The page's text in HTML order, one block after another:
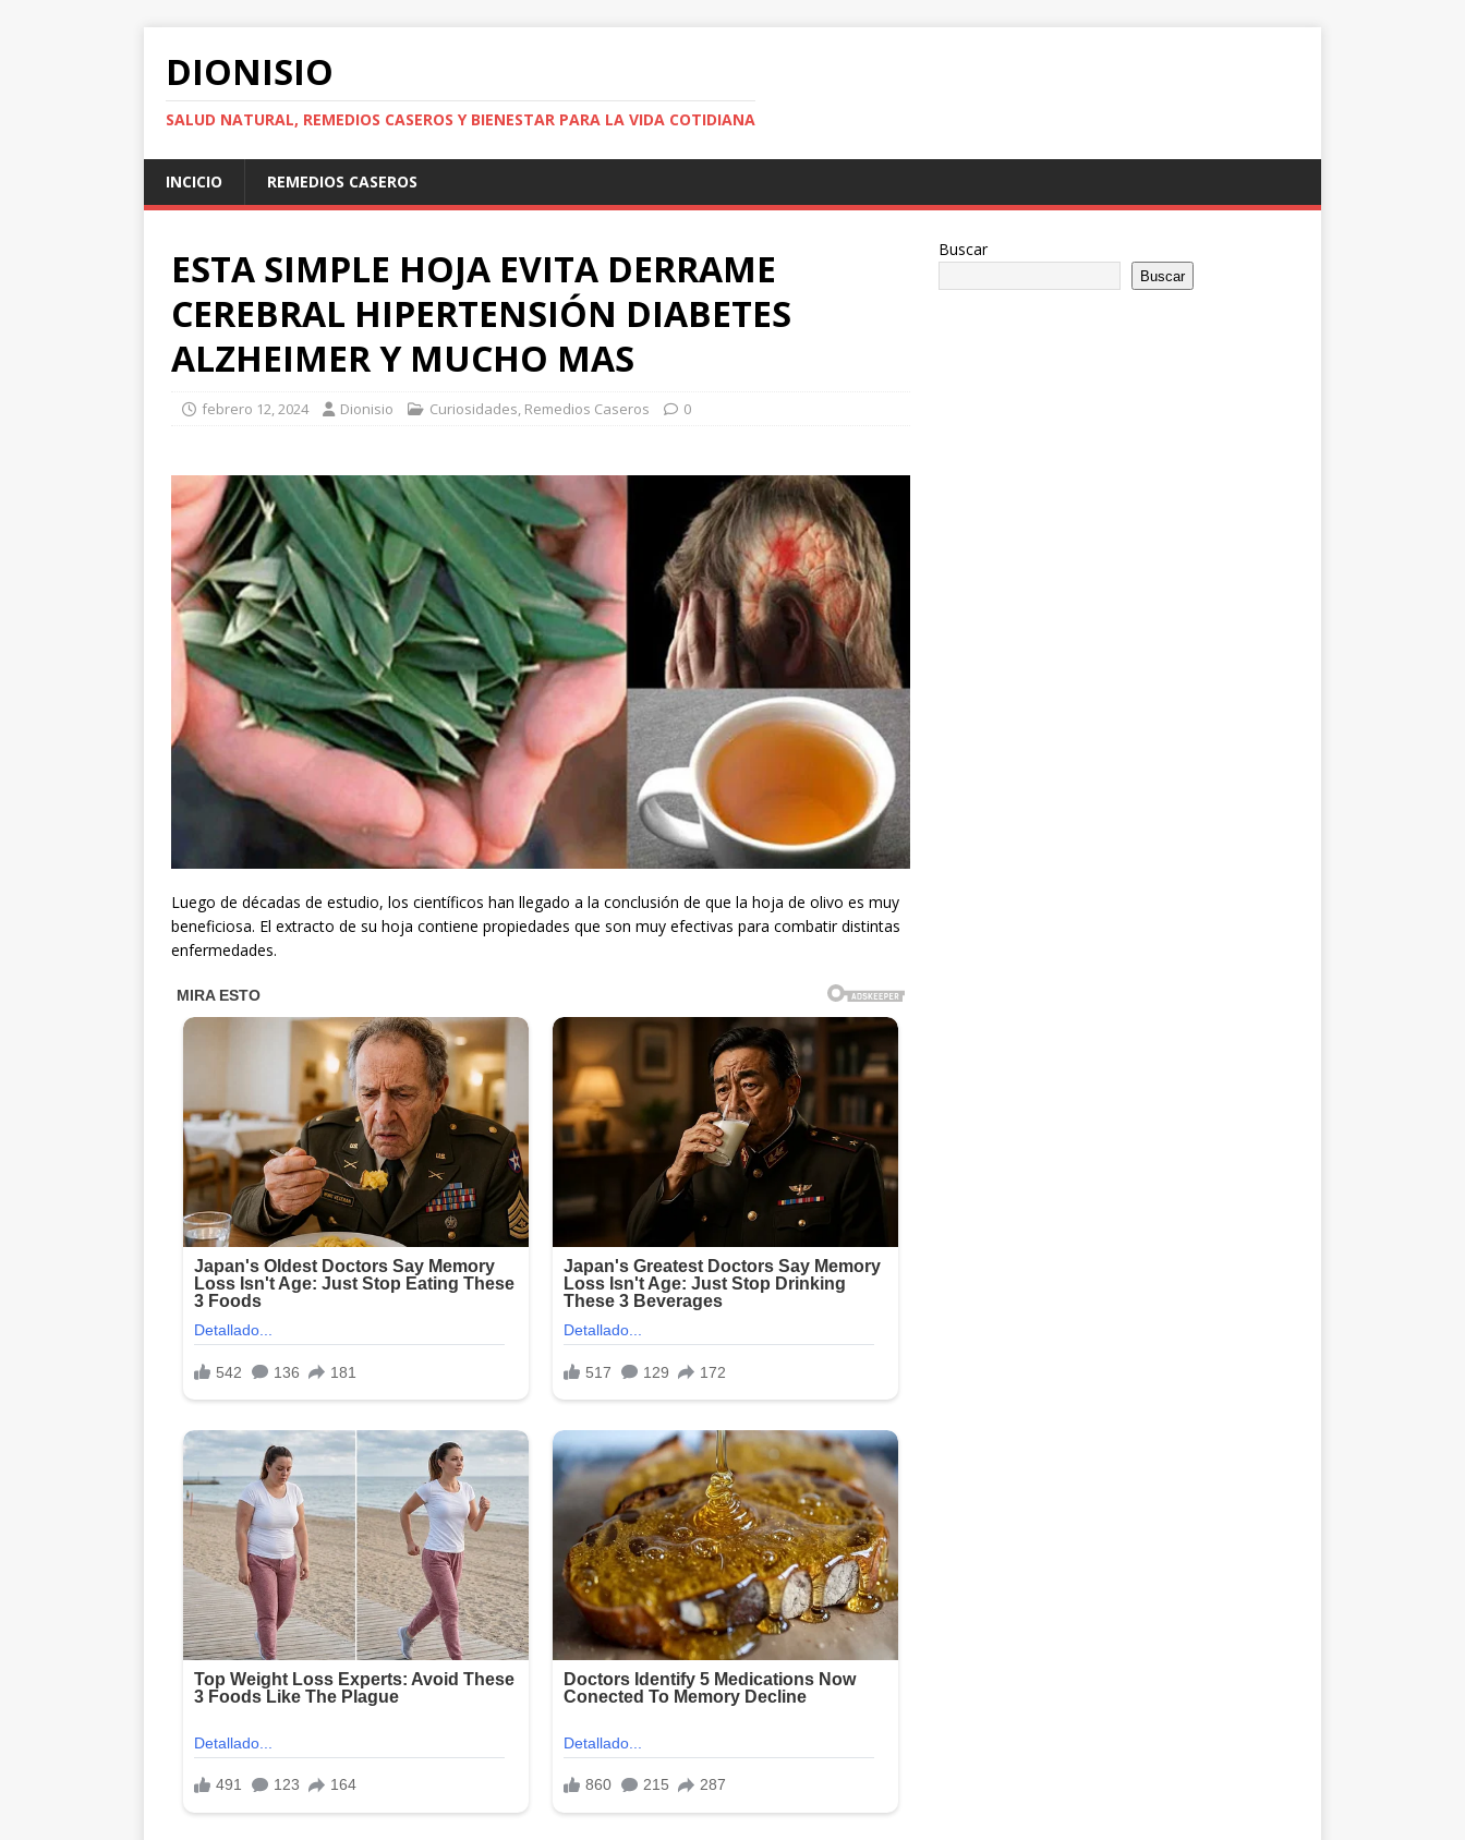
DIONISIO
SALUD NATURAL, REMEDIOS CASEROS Y BIENESTAR PARA LA VIDA COTIDIANA
INCICIO REMEDIOS CASEROS
ESTA SIMPLE HOJA EVITA DERRAME
CEREBRAL HIPERTENSIÓN DIABETES
ALZHEIMER Y MUCHO MAS
febrero 12, 2024 Dionisio Curiosidades, Remedios Caseros 0
Luego de décadas de estudio, los científicos han llegado a la conclusión de que la hoja de olivo es muy
beneficiosa. El extracto de su hoja contiene propiedades que son muy efectivas para combatir distintas
enfermedades.
Buscar
Buscar